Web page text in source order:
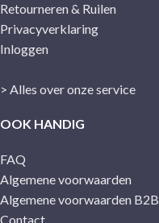
Retourneren & Ruilen
Privacyverklaring
Inloggen
> Alles over onze service
OOK HANDIG
FAQ
Algemene voorwaarden
Algemene voorwaarden B2B
Contact